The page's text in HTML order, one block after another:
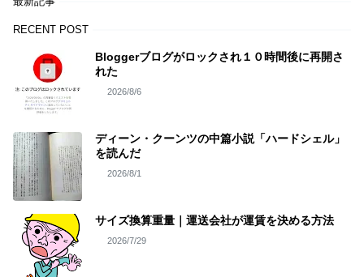
RECENT POST
Bloggerブログがロックされ１０時間後に再開さ
れた
2026/8/6
ディーン・クーンツの中篇小説「ハードシェル」
を読んだ
2026/8/1
サイズ換算重量｜運送会社が運賃を決める方法
2026/7/29